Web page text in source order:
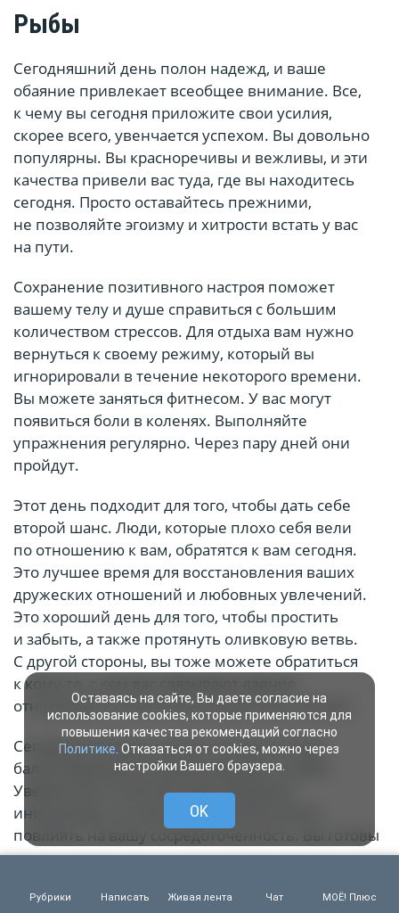
Рыбы
Сегодняшний день полон надежд, и ваше
обаяние привлекает всеобщее внимание. Все,
к чему вы сегодня приложите свои усилия,
скорее всего, увенчается успехом. Вы довольно
популярны. Вы красноречивы и вежливы, и эти
качества привели вас туда, где вы находитесь
сегодня. Просто оставайтесь прежними,
не позволяйте эгоизму и хитрости встать у вас
на пути.
Сохранение позитивного настроя поможет
вашему телу и душе справиться с большим
количеством стрессов. Для отдыха вам нужно
вернуться к своему режиму, который вы
игнорировали в течение некоторого времени.
Вы можете заняться фитнесом. У вас могут
появиться боли в коленях. Выполняйте
упражнения регулярно. Через пару дней они
пройдут.
Этот день подходит для того, чтобы дать себе
второй шанс. Люди, которые плохо себя вели
по отношению к вам, обратятся к вам сегодня.
Это лучшее время для восстановления ваших
дружеских отношений и любовных увлечений.
Это хороший день для того, чтобы простить
и забыть, а также протянуть оливковую ветвь.
С другой стороны, вы тоже можете обратиться
к кому-то, с кем вас связывают давние
отношения, и попытаться начать все сначала.
Сегодняшний день может показаться вам
балансирующим в вашей карьере и учебе.
Уверенность помогает вам проявлять
инициативу, но смена настроений может
повлиять на вашу сосредоточенность. Вы готовы
использовать открывающиеся возможности, хотя
Сохраняйте спокойствие, избегайте поиска
Рубрики Написать Живая лента Чат МОЁ! Плюс
Оставаясь на сайте, Вы даете согласие на
использование cookies, которые применяются для
повышения качества рекомендаций согласно
Политике . Отказаться от cookies, можно через
настройки Вашего браузера.
OK